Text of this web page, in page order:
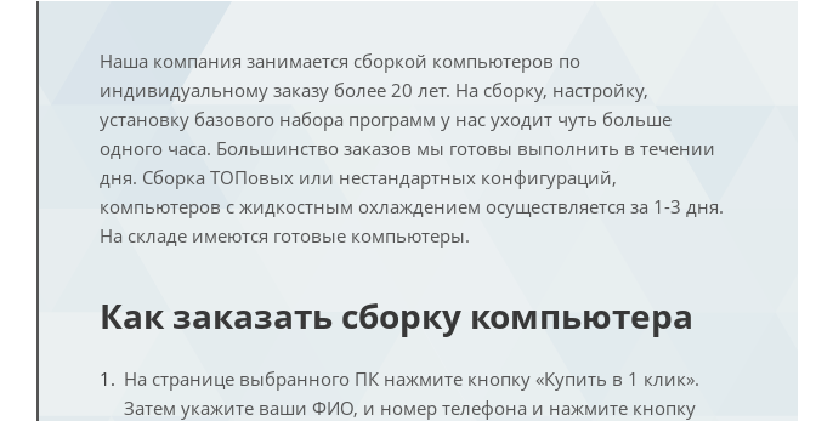
Наша компания занимается сборкой компьютеров по
индивидуальному заказу более 20 лет. На сборку, настройку,
установку базового набора программ у нас уходит чуть больше
одного часа. Большинство заказов мы готовы выполнить в течении
дня. Сборка ТОПовых или нестандартных конфигураций,
компьютеров с жидкостным охлаждением осуществляется за 1-3 дня.
На складе имеются готовые компьютеры.
Как заказать сборку компьютера
На странице выбранного ПК нажмите кнопку «Купить в 1 клик».
Затем укажите ваши ФИО, и номер телефона и нажмите кнопку